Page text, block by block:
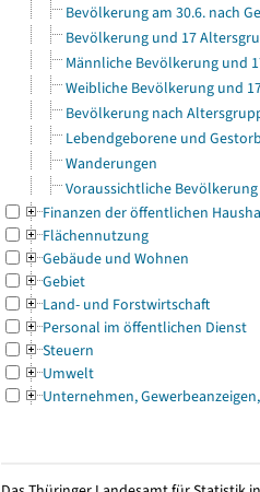
Bevölkerung am 30.6. nach
Bevölkerung und 17
Männliche Bevölkerung und
Weibliche Bevölkerung und
Bevölkerung nach
Lebendgeborene und
Wanderungen
Voraussichtliche
Finanzen der öffentlichen
Flächennutzung
Gebäude und Wohnen
Gebiet
Land- und Forstwirtschaft
Personal im öffentlichen Dienst
Steuern
Umwelt
Unternehmen,